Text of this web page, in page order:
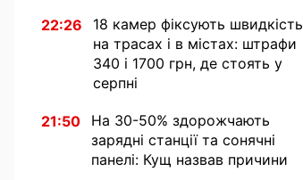
22:26
18 камер фіксують швидкість
на трасах і в містах: штрафи
340 і 1700 грн, де стоять у
серпні
21:50
На 30-50% здорожчають
зарядні станції та сонячні
панелі: Кущ назвав причини